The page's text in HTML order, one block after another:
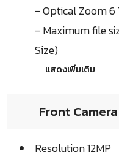
- Optical Zoom 6
- Maximum file
Size)
แสดงเพิ่มเติม
Front Camera
Resolution 12MP